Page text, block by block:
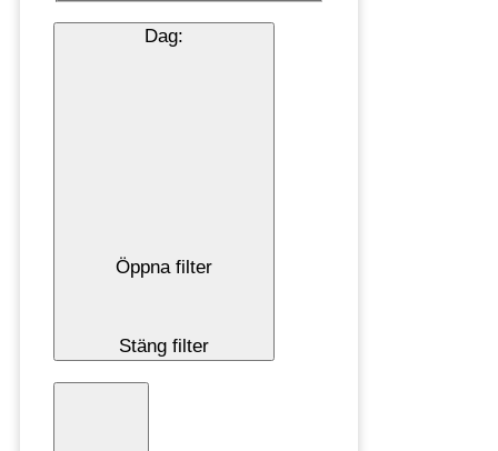
Dag:
Öppna filter
Stäng filter